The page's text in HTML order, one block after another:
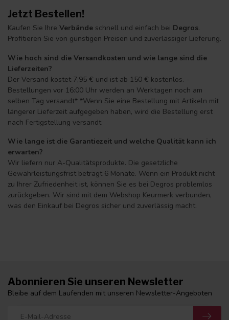
Jetzt Bestellen!
Kaufen Sie Ihre Verbände schnell und einfach bei Degros.
Profitieren Sie von günstigen Preisen und zuverlässiger Lieferung.
Wie hoch sind die Versandkosten und wie lange sind die
Lieferzeiten?
Der Versand kostet 7,95 € und ist ab 150 € kostenlos. -
Bestellungen vor 16:00 Uhr werden an Werktagen noch am
selben Tag versandt* *Wenn Sie eine Bestellung mit Artikeln mit
längerer Lieferzeit aufgegeben haben, wird die Bestellung erst
nach Fertigstellung versandt.
Wie lange ist die Garantiezeit und welche Qualität kann ich
erwarten?
Wir liefern nur A-Qualitätsprodukte. Die gesetzliche
Gewährleistungsfrist beträgt 6 Monate. Wenn ein Produkt nicht
zu Ihrer Zufriedenheit ist, können Sie es bei Degros problemlos
zurückgeben. Wir sind mit dem Webshop Keurmerk verbunden,
was den Einkauf bei Degros sicher und zuverlässig macht.
Abonnieren Sie unseren Newsletter
Bleibe auf dem Laufenden mit unseren Newsletter-Angeboten